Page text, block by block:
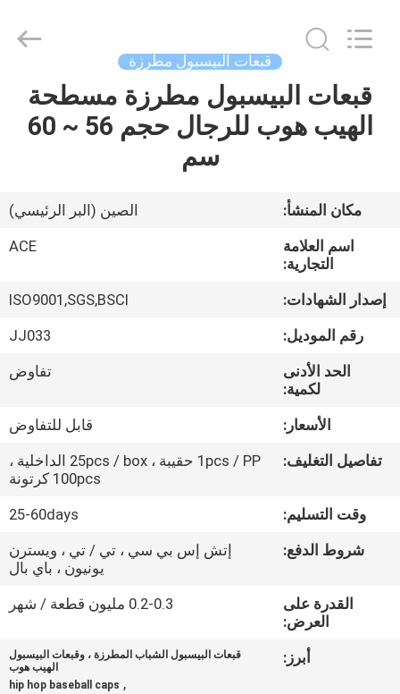
منزل،
بيت
معلومات
جولة
مراقبة
الجودة
اتصل
Manufacturing
Reserved.
قبعات البيسبول مطرزة
قبعات البيسبول مطرزة مسطحة
الهيب هوب للرجال حجم 56 ~ 60
سم
مكان المنشأ:
الصين (البر الرئيسي)
اسم العلامة
التجارية:
ACE
إصدار الشهادات:
ISO9001,SGS,BSCI
رقم الموديل:
JJ033
الحد الأدنى
لكمية:
تفاوض
الأسعار:
قابل للتفاوض
تفاصيل التغليف:
1pcs / PP حقيبة ، 25pcs / box الداخلية ،
100pcs كرتونة
وقت التسليم:
25-60days
شروط الدفع:
إتش إس بي سي ، تي / تي ، ويسترن
يونيون ، باي بال
القدرة على
العرض:
0.2-0.3 مليون قطعة / شهر
أبرز:
قبعات البيسبول الشباب المطرزة ، وقبعات البيسبول
الهيب هوب
,
hip hop baseball caps